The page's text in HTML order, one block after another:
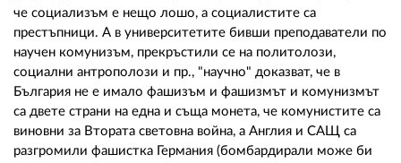
че социализъм е нещо лошо, а социалистите са
престъпници. А в университетите бивши преподаватели по
научен комунизъм, прекръстили се на политолози,
социални антрополози и пр., "научно" доказват, че в
България не е имало фашизъм и фашизмът и комунизмът
са двете страни на една и съща монета, че комунистите са
виновни за Втората световна война, а Англия и САЩ са
разгромили фашистка Германия (бомбардирали може би